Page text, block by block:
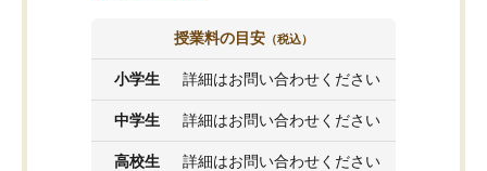
授業料の目安 （税込）
小学生 詳細はお問い合わせください
中学生 詳細はお問い合わせください
高校生 詳細はお問い合わせください